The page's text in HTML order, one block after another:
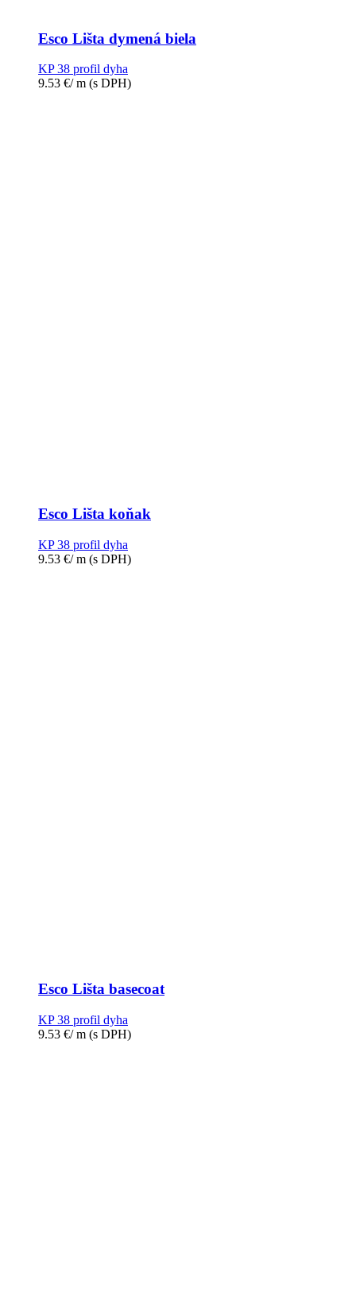
Esco Lišta dymená biela
KP 38 profil dyha
9.53 €/ m (s DPH)
Esco Lišta koňak
KP 38 profil dyha
9.53 €/ m (s DPH)
Esco Lišta basecoat
KP 38 profil dyha
9.53 €/ m (s DPH)